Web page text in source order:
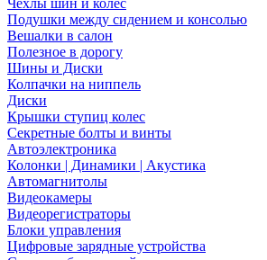
Чехлы шин и колес
Подушки между сидением и консолью
Вешалки в салон
Полезное в дорогу
Шины и Диски
Колпачки на ниппель
Диски
Крышки ступиц колес
Секретные болты и винты
Автоэлектроника
Колонки | Динамики | Акустика
Автомагнитолы
Видеокамеры
Видеорегистраторы
Блоки управления
Цифровые зарядные устройства